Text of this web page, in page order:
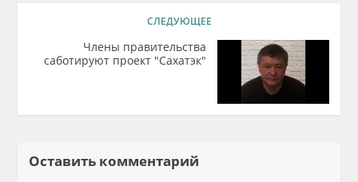
СЛЕДУЮЩЕЕ
Члены правительства
саботируют проект "Сахатэк"
Оставить комментарий